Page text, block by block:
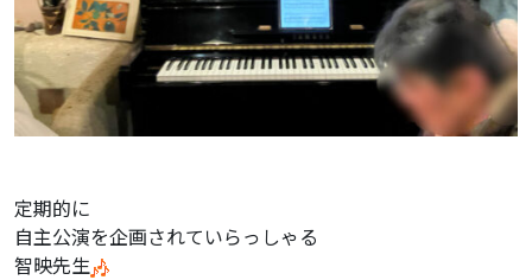
定期的に
自主公演を企画されていらっしゃる
智映先生